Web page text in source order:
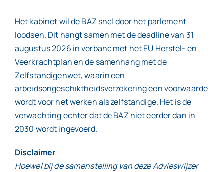
Het kabinet wil de BAZ snel door het parlement
loodsen. Dit hangt samen met de deadline van 31
augustus 2026 in verband met het EU Herstel- en
Veerkrachtplan en de samenhang met de
Zelfstandigenwet, waarin een
arbeidsongeschiktheidsverzekering een voorwaarde
wordt voor het werken als zelfstandige. Het is de
verwachting echter dat de BAZ niet eerder dan in
2030 wordt ingevoerd.
Disclaimer
Hoewel bij de samenstelling van deze Advieswijzer